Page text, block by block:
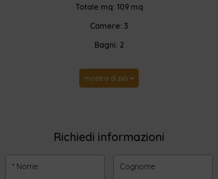
Totale mq: 109 mq
Camere: 3
Bagni: 2
mostra di più
Richiedi informazioni
* Nome Cognome